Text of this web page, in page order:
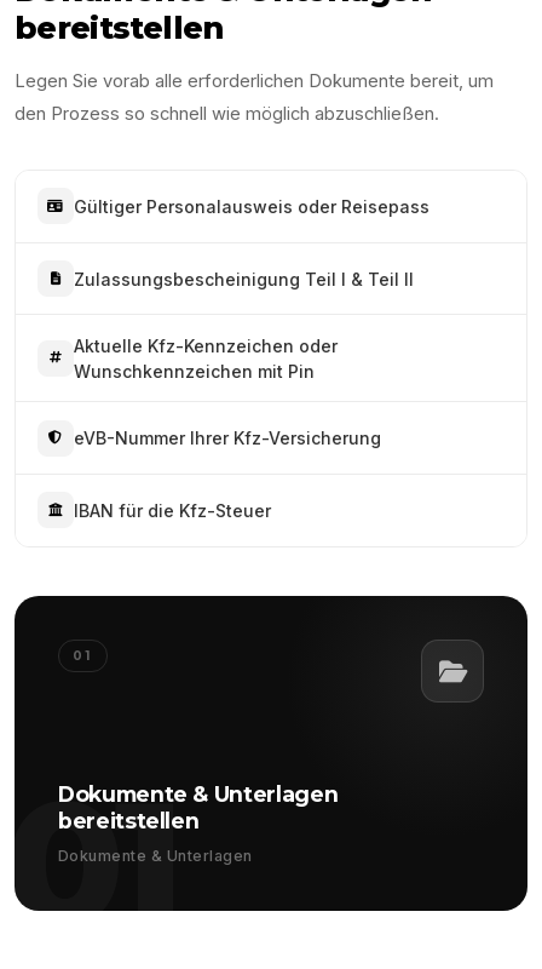
bereitstellen
Legen Sie vorab alle erforderlichen Dokumente bereit, um
den Prozess so schnell wie möglich abzuschließen.
Gültiger Personalausweis oder Reisepass
Zulassungsbescheinigung Teil I & Teil II
Aktuelle Kfz-Kennzeichen oder
Wunschkennzeichen mit Pin
eVB-Nummer Ihrer Kfz-Versicherung
IBAN für die Kfz-Steuer
01
01
Dokumente & Unterlagen
bereitstellen
Dokumente & Unterlagen